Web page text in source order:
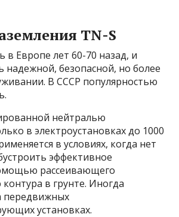
TN-S
в Европе лет 60-70 назад, и
надежной, безопасной, но более
В СССР популярностью
нейтралью
в электроустановках до 1000
в условиях, когда нет
эффективное
рассеивающего
контура в грунте. Иногда
передвижных
установках.